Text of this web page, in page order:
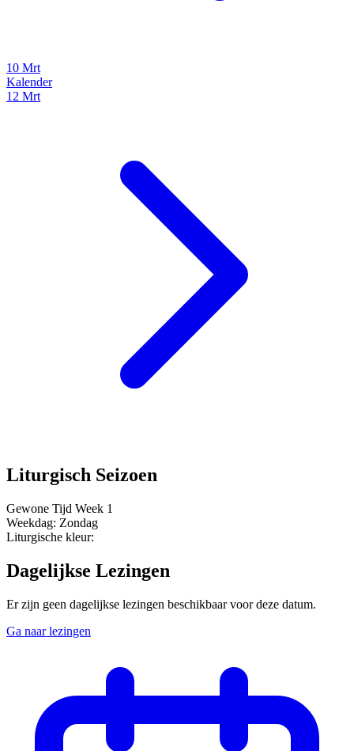
10 Mrt
Kalender
12 Mrt
Liturgisch Seizoen
Gewone Tijd Week 1
Weekdag: Zondag
Liturgische kleur:
Dagelijkse Lezingen
Er zijn geen dagelijkse lezingen beschikbaar voor deze datum.
Ga naar lezingen